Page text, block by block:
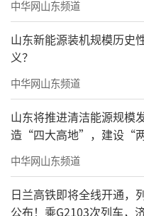
中华网山东频道
山东新能源装机规模历史
义？
中华网山东频道
山东将推进清洁能源规模
造“四大高地”，建设“
中华网山东频道
日兰高铁即将全线开通，
公布！乘G2103次列车，